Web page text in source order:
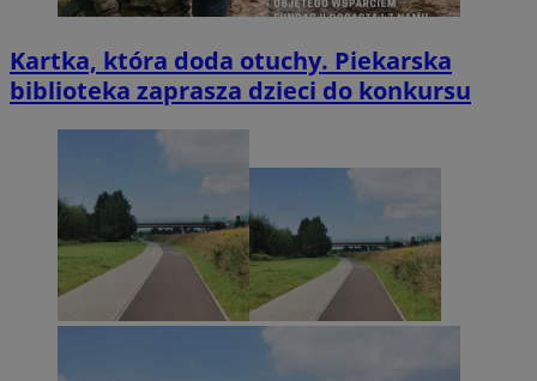
Kartka, która doda otuchy. Piekarska
biblioteka zaprasza dzieci do konkursu